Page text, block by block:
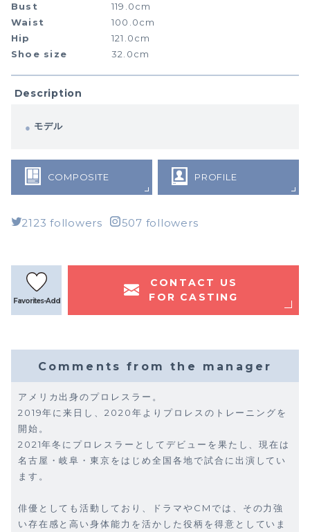
Bust
119.0cm
Waist
100.0cm
Hip
121.0cm
Shoe size
32.0cm
Description
モデル
COMPOSITE PROFILE
2123 followers 507 followers
Favorites-Add
CONTACT US
FOR CASTING
Comments from the manager
アメリカ出身のプロレスラー。
2019年に来日し、2020年よりプロレスのトレーニングを
開始。
2021年冬にプロレスラーとしてデビューを果たし、現在は
名古屋・岐阜・東京をはじめ全国各地で試合に出演してい
ます。
俳優としても活動しており、ドラマやCMでは、その力強
い存在感と高い身体能力を活かした役柄を得意としていま